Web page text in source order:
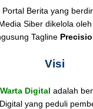
Portal Berita yang
Siber dikelola oleh
Tagline
Visi
Digital adalah
yang peduli